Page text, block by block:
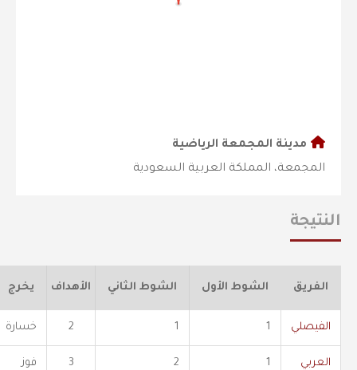
مدينة المجمعة الرياضية
المجمعة، المملكة العربية السعودية
النتيجة
الفريق الشوط الأول الشوط الثاني الأهداف يخرج
الفيصلي 1
1
2 خسارة
العربي 1
2
3 فوز